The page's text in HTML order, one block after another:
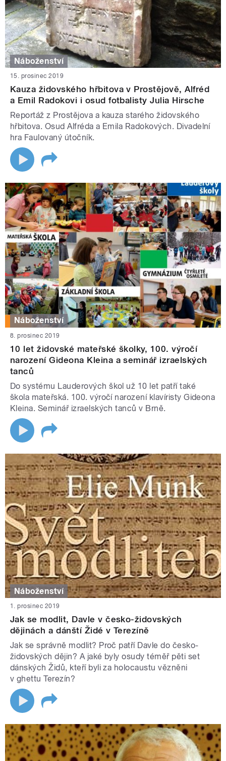
Náboženství
15. prosinec 2019
Kauza židovského hřbitova v Prostějově, Alfréd
a Emil Radokovi i osud fotbalisty Julia Hirsche
Reportáž z Prostějova a kauza starého židovského
hřbitova. Osud Alfréda a Emila Radokových. Divadelní
hra Faulovaný útočník.
Náboženství
8. prosinec 2019
10 let židovské mateřské školky, 100. výročí
narození Gideona Kleina a seminář izraelských
tanců
Do systému Lauderových škol už 10 let patří také
škola mateřská. 100. výročí narození klavíristy Gideona
Kleina. Seminář izraelských tanců v Brně.
Náboženství
1. prosinec 2019
Jak se modlit, Davle v česko-židovských
dějinách a dánští Židé v Terezíně
Jak se správně modlit? Proč patří Davle do česko-
židovských dějin? A jaké byly osudy téměř pěti set
dánských Židů, kteří byli za holocaustu vězněni
v ghettu Terezín?